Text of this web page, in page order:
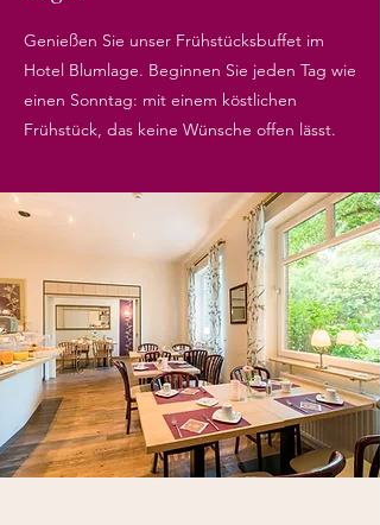
Genießen Sie unser Frühstücksbuffet im
Hotel Blumlage. Beginnen Sie jeden Tag wie
einen Sonntag: mit einem köstlichen
Frühstück, das keine Wünsche offen lässt.